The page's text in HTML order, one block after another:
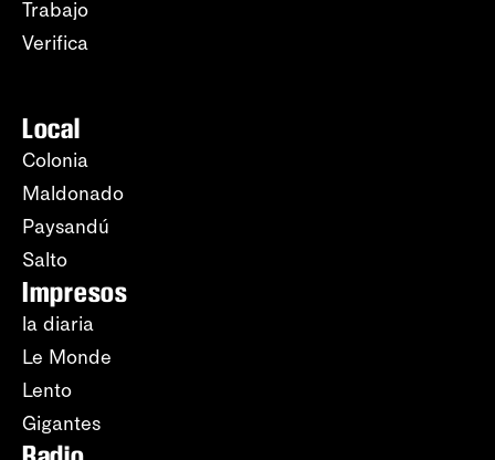
Trabajo
Verifica
Local
Colonia
Maldonado
Paysandú
Salto
Impresos
la diaria
Le Monde
Lento
Gigantes